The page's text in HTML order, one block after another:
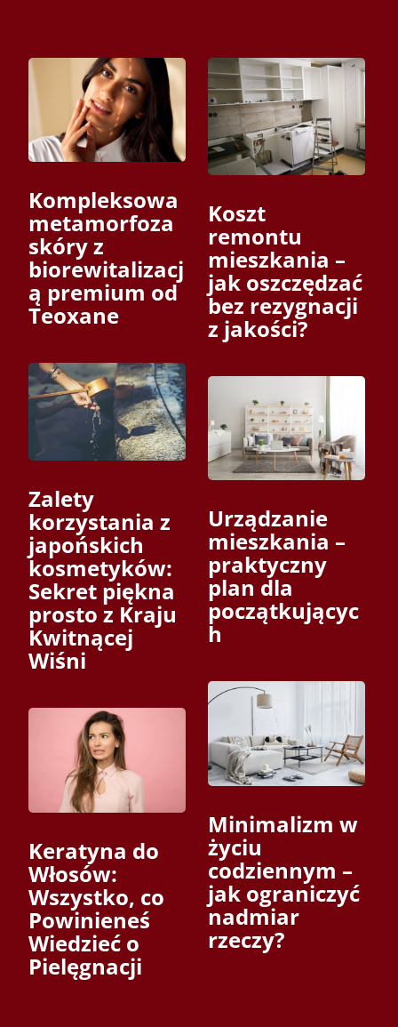
Kompleksowa
metamorfoza
skóry z
biorewitalizacj
ą premium od
Teoxane
Zalety
korzystania z
japońskich
kosmetyków:
Sekret piękna
prosto z Kraju
Kwitnącej
Wiśni
Keratyna do
Włosów:
Wszystko, co
Powinieneś
Wiedzieć o
Pielęgnacji
Koszt
remontu
mieszkania –
jak oszczędzać
bez rezygnacji
z jakości?
Urządzanie
mieszkania –
praktyczny
plan dla
początkującyc
h
Minimalizm w
życiu
codziennym –
jak ograniczyć
nadmiar
rzeczy?